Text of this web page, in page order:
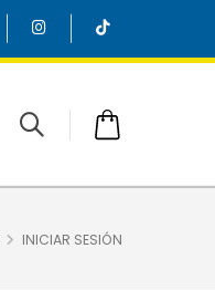
INICIAR SESIÓN